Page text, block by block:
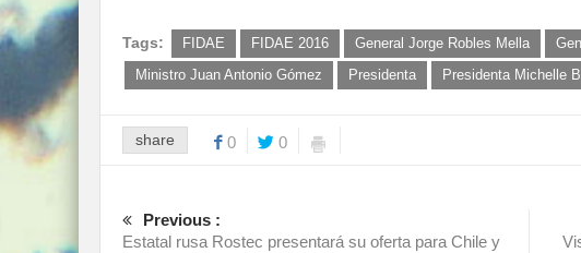
Tags: FIDAE FIDAE 2016 General Jorge Robles Mella
Ministro Juan Antonio Gómez
Presidenta Presidenta Michelle
share 0 0
Previous :
Estatal rusa Rostec presentará su oferta para Chile y